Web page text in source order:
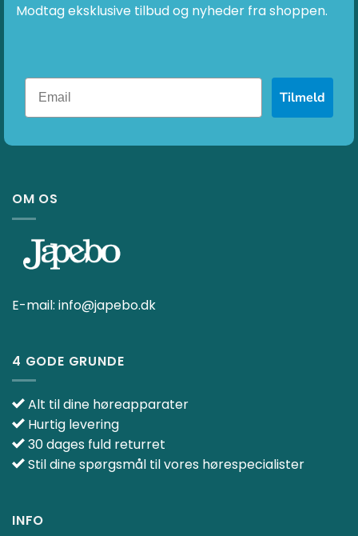
Modtag eksklusive tilbud og nyheder fra shoppen.
Tilmeld
OM OS
E-mail: info@japebo.dk
4 GODE GRUNDE
Alt til dine høreapparater
Hurtig levering
30 dages fuld returret
Stil dine spørgsmål til vores hørespecialister
INFO